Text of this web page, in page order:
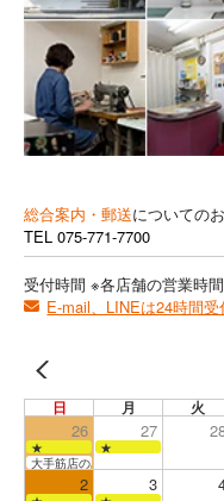
総合案内・郵送についての
TEL 075-771-7700
受付時間 ※各店舗の営業時
E-mail、LINEは24時間受
日 月 火
26 27
★ ★
大手筋店のみ営業
2 3